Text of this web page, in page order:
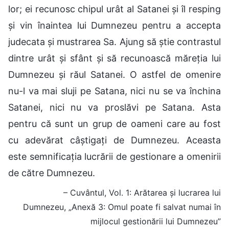
lor; ei recunosc chipul urât al Satanei și îl resping
și vin înaintea lui Dumnezeu pentru a accepta
judecata și mustrarea Sa. Ajung să știe contrastul
dintre urât și sfânt și să recunoască măreția lui
Dumnezeu și răul Satanei. O astfel de omenire
nu-l va mai sluji pe Satana, nici nu se va închina
Satanei, nici nu va proslăvi pe Satana. Asta
pentru că sunt un grup de oameni care au fost
cu adevărat câștigați de Dumnezeu. Aceasta
este semnificația lucrării de gestionare a omenirii
de către Dumnezeu.
– Cuvântul, Vol. 1: Arătarea și lucrarea lui
Dumnezeu, „Anexă 3: Omul poate fi salvat numai în
mijlocul gestionării lui Dumnezeu”